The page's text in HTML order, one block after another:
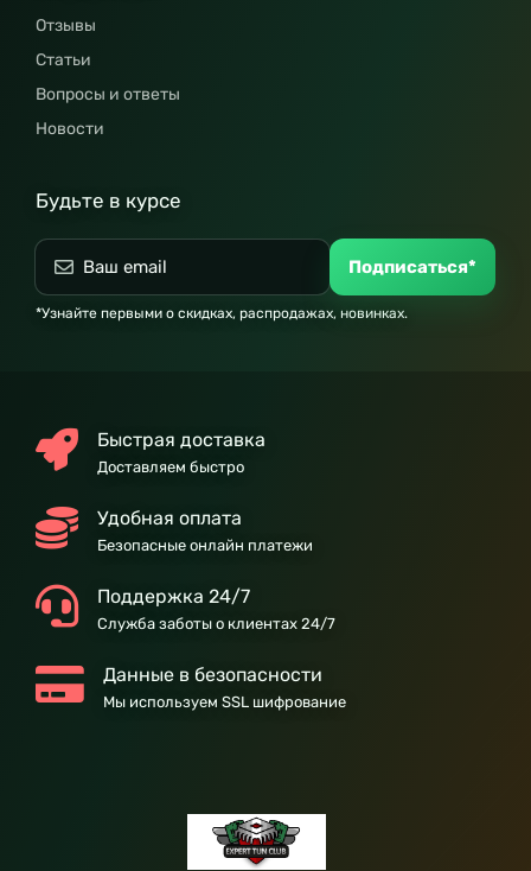
Отзывы
Статьи
Вопросы и ответы
Новости
Будьте в курсе
Подписаться*
*Узнайте первыми о скидках, распродажах, новинках.
Быстрая доставка
Доставляем быстро
Удобная оплата
Безопасные онлайн платежи
Поддержка 24/7
Служба заботы о клиентах 24/7
Данные в безопасности
Мы используем SSL шифрование